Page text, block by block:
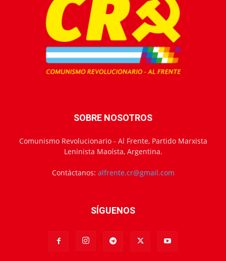
SOBRE NOSOTROS
Comunismo Revolucionario - Al Frente, Partido Marxista
Leninista Maoísta, Argentina.
Contáctanos: alfrente.cr@gmail.com
SÍGUENOS